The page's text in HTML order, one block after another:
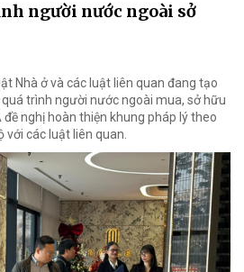
người nước ngoài sở
Nhà ở và các luật liên quan đang tạo
trình người nước ngoài mua, sở hữu
đề nghị hoàn thiện khung pháp lý theo
với các luật liên quan.